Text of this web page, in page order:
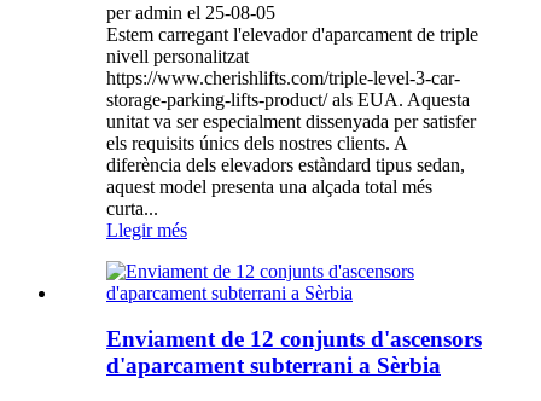
per admin el 25-08-05
Estem carregant l'elevador d'aparcament de triple
nivell personalitzat
https://www.cherishlifts.com/triple-level-3-car-
storage-parking-lifts-product/ als EUA. Aquesta
unitat va ser especialment dissenyada per satisfer
els requisits únics dels nostres clients. A
diferència dels elevadors estàndard tipus sedan,
aquest model presenta una alçada total més
curta...
Llegir més
Enviament de 12 conjunts d'ascensors
d'aparcament subterrani a Sèrbia